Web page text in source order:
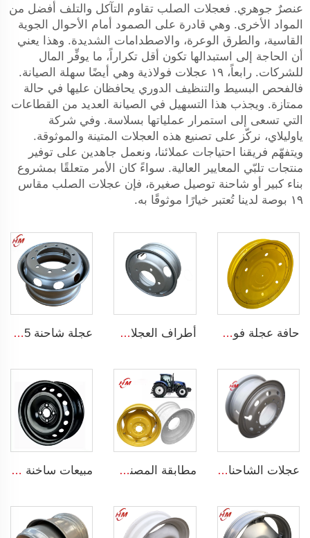
عنصرٌ جوهري. فعجلات الصلب تقاوم التآكل والتلف أفضل من
المواد الأخرى. وهي قادرة على الصمود أمام الأحوال الجوية
القاسية، والطرق الوعرة، والاصطدامات الشديدة. وهذا يعني
أن الحاجة إلى استبدالها تكون أقل تكراراً، ما يوفِّر المال
للشركات. رابعاً، ١٩
عجلات فولاذية وهي أيضًا سهلة الصيانة.
فالفحص البسيط والتنظيف الدوري يحافظان عليها في حالة
ممتازة. ويجذب هذا التسهيل في الصيانة العديد من القطاعات
التي تسعى إلى استمرار عملياتها بسلاسة. وفي شركة
ياوليلاي، نركّز على تصنيع هذه العجلات المتينة والموثوقة.
ويتفهّم فريقنا احتياجات عملائنا، ونعمل جاهدين على توفير
منتجات تلبّي المعايير العالية. سواءً كان الأمر متعلقًا بمشروع
بناء كبير أو شاحنة توصيل صغيرة، فإن عجلات الصلب مقاس
١٩ بوصة لدينا تُعتبر خيارًا موثوقًا به.
حافة عجلة فولاذية لجرار W8x48 W8x32 أطراف زراعية لمطاط جرار 9.5-48 أطراف العجلات المخصصة أطراف عجلات الشاحنات الخفيفة 5.5x16 إطار فولاذي بقطر 16 بوصة 16x5.5 عجلة شاحنة 22.5 أطراف عجلات فولاذية 9.00x22.5 لعجلات الإطارات 315/80R22.5
عجلات الشاحنات الثقيلة 8.5-24 أطراف عجلات فولاذية 8.50-24 بوصة لعجلات الإطارات 1200-24 مطابقة المصنع للإطارات 23.1-26 DW20X26 بوصة عجلة فولاذية لجرار زراعي مبيعات ساخنة OEM 6x15 سيارة عجلات 15 بوصة 15x6 PCD 4x100 عجلات 15 بوصة عجلة فولاذية للسيارة